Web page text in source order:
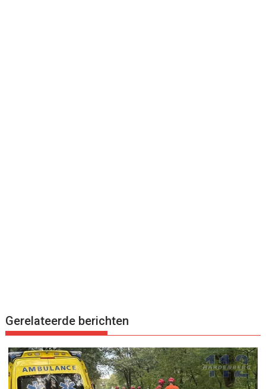
Gerelateerde berichten